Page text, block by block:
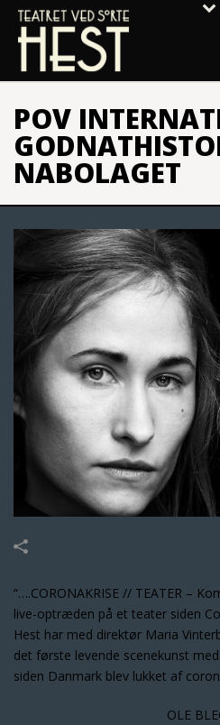
POV
NABOLAGET
“….CORONAKRISE // TEATER –
live-optræden på et teater siden
Hest har med direktør Maria
det første levende scenekunst
siden Danmark blev lukket af
OLE